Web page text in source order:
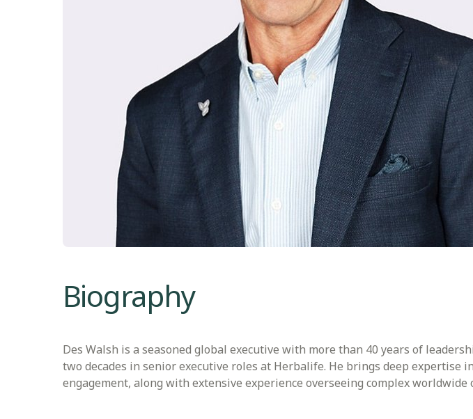
Biography
Des Walsh is a seasoned global executive with more than 40 years of
two decades in senior executive roles at Herbalife. He brings deep
engagement, along with extensive experience overseeing complex